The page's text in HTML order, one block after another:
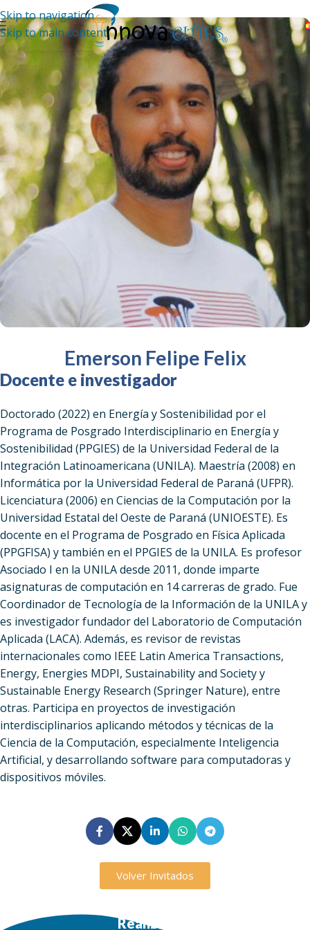
Skip to navigation
Skip to main content
Emerson Felipe Felix
Docente e investigador
Doctorado (2022) en Energía y Sostenibilidad por el
Programa de Posgrado Interdisciplinario en Energía y
Sostenibilidad (PPGIES) de la Universidad Federal de la
Integración Latinoamericana (UNILA). Maestría (2008) en
Informática por la Universidad Federal de Paraná (UFPR).
Licenciatura (2006) en Ciencias de la Computación por la
Universidad Estatal del Oeste de Paraná (UNIOESTE). Es
docente en el Programa de Posgrado en Física Aplicada
(PPGFISA) y también en el PPGIES de la UNILA. Es profesor
Asociado I en la UNILA desde 2011, donde imparte
asignaturas de computación en 14 carreras de grado. Fue
Coordinador de Tecnología de la Información de la UNILA y
es investigador fundador del Laboratorio de Computación
Aplicada (LACA). Además, es revisor de revistas
internacionales como IEEE Latin America Transactions,
Energy, Energies MDPI, Sustainability and Society y
Sustainable Energy Research (Springer Nature), entre
otras. Participa en proyectos de investigación
interdisciplinarios aplicando métodos y técnicas de la
Ciencia de la Computación, especialmente Inteligencia
Artificial, y desarrollando software para computadoras y
dispositivos móviles.
Volver Invitados
Realización